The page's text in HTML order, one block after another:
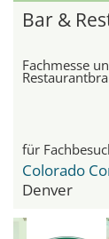
Bar &
Fachmesse
für
Colorado
Denver